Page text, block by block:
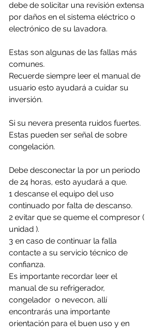
debe de solicitar una revisión extensa
por daños en el sistema eléctrico o
electrónico de su lavadora.
Estas son algunas de las fallas más
comunes.
Recuerde siempre leer el manual de
usuario esto ayudará a cuidar su
inversión.
Si su nevera presenta ruidos fuertes.
Estas pueden ser señal de sobre
congelación.
Debe desconectar la por un periodo
de 24 horas, esto ayudará a que.
1 descanse el equipo del uso
continuado por falta de descanso.
2 evitar que se queme el compresor (
unidad ).
3 en caso de continuar la falla
contacte a su servicio técnico de
confianza.
Es importante recordar leer el
manual de su refrigerador,
congelador  o nevecon, allí
encontrarás una importante
orientación para el buen uso y en